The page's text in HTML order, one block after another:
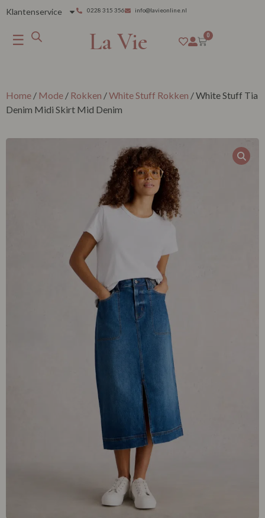
Klantenservice 0228 315 356 info@lavieonline.nl
☰ La Vie 0
Home / Mode / Rokken /White Stuff Rokken / White Stuff Tia
Denim Midi Skirt Mid Denim